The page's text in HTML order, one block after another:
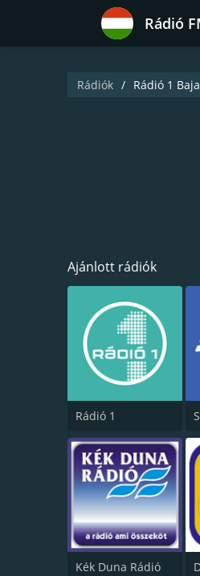
Rádió
Rádiók Rádió 1 Baja
Ajánlott rádiók
Rádió 1
Kék Duna Rádió